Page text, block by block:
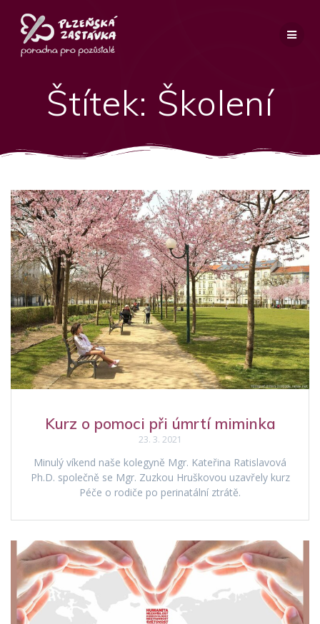
Štítek: Školení
Kurz o pomoci při úmrtí miminka
23. 3. 2021
Minulý víkend naše kolegyně Mgr. Kateřina Ratislavová
Ph.D. společně se Mgr. Zuzkou Hruškovou uzavřely kurz
Péče o rodiče po perinatální ztrátě.